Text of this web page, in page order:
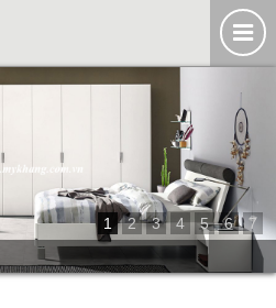
1 2 3 4 5 6 7